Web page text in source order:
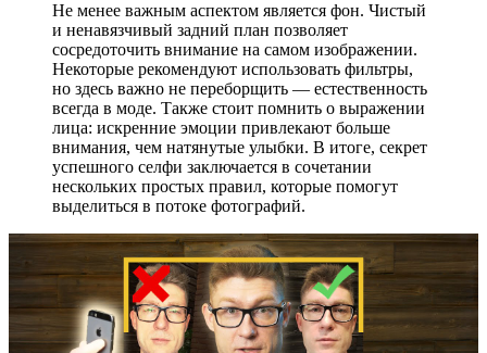
Не менее важным аспектом является фон. Чистый
и ненавязчивый задний план позволяет
сосредоточить внимание на самом изображении.
Некоторые рекомендуют использовать фильтры,
но здесь важно не переборщить — естественность
всегда в моде. Также стоит помнить о выражении
лица: искренние эмоции привлекают больше
внимания, чем натянутые улыбки. В итоге, секрет
успешного селфи заключается в сочетании
нескольких простых правил, которые помогут
выделиться в потоке фотографий.